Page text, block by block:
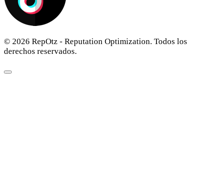
© 2026 RepOtz - Reputation Optimization. Todos los
derechos reservados.